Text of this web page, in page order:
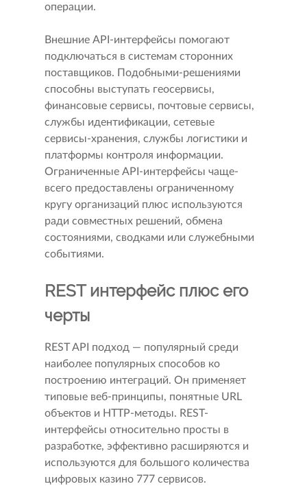
операции.
Внешние API-интерфейсы помогают
подключаться в системам сторонних
поставщиков. Подобными-решениями
способны выступать геосервисы,
финансовые сервисы, почтовые сервисы,
службы идентификации, сетевые
сервисы-хранения, службы логистики и
платформы контроля информации.
Ограниченные API-интерфейсы чаще-
всего предоставлены ограниченному
кругу организаций плюс используются
ради совместных решений, обмена
состояниями, сводками или служебными
событиями.
REST интерфейс плюс его
черты
REST API подход — популярный среди
наиболее популярных способов ко
построению интеграций. Он применяет
типовые веб-принципы, понятные URL
объектов и HTTP-методы. REST-
интерфейсы относительно просты в
разработке, эффективно расширяются и
используются для большого количества
цифровых казино 777 сервисов.